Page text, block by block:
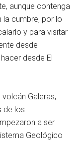
aunque contenga
la cumbre, por lo
y para visitar
desde
desde El
Galeras,
de los
a ser
Geológico